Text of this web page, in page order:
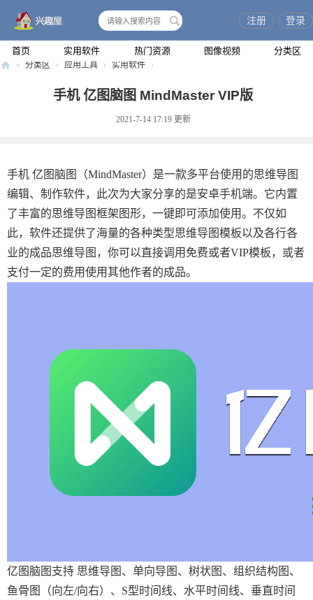
首页 实用软件 热门资源 图像视频 分类区
注册 登录
» 分类区 › 应用工具 › 实用软件 ›
手机 亿图脑图 MindMaster VIP版
2021-7-14 17:19 更新
手机 亿图脑图（MindMaster）是一款多平台使用的思维导图
编辑、制作软件，此次为大家分享的是安卓手机端。它内置
了丰富的思维导图框架图形，一键即可添加使用。不仅如
此，软件还提供了海量的各种类型思维导图模板以及各行各
业的成品思维导图，你可以直接调用免费或者VIP模板，或者
支付一定的费用使用其他作者的成品。
亿图脑图支持 思维导图、单向导图、树状图、组织结构图、
鱼骨图（向左/向右）、S型时间线、水平时间线、垂直时间